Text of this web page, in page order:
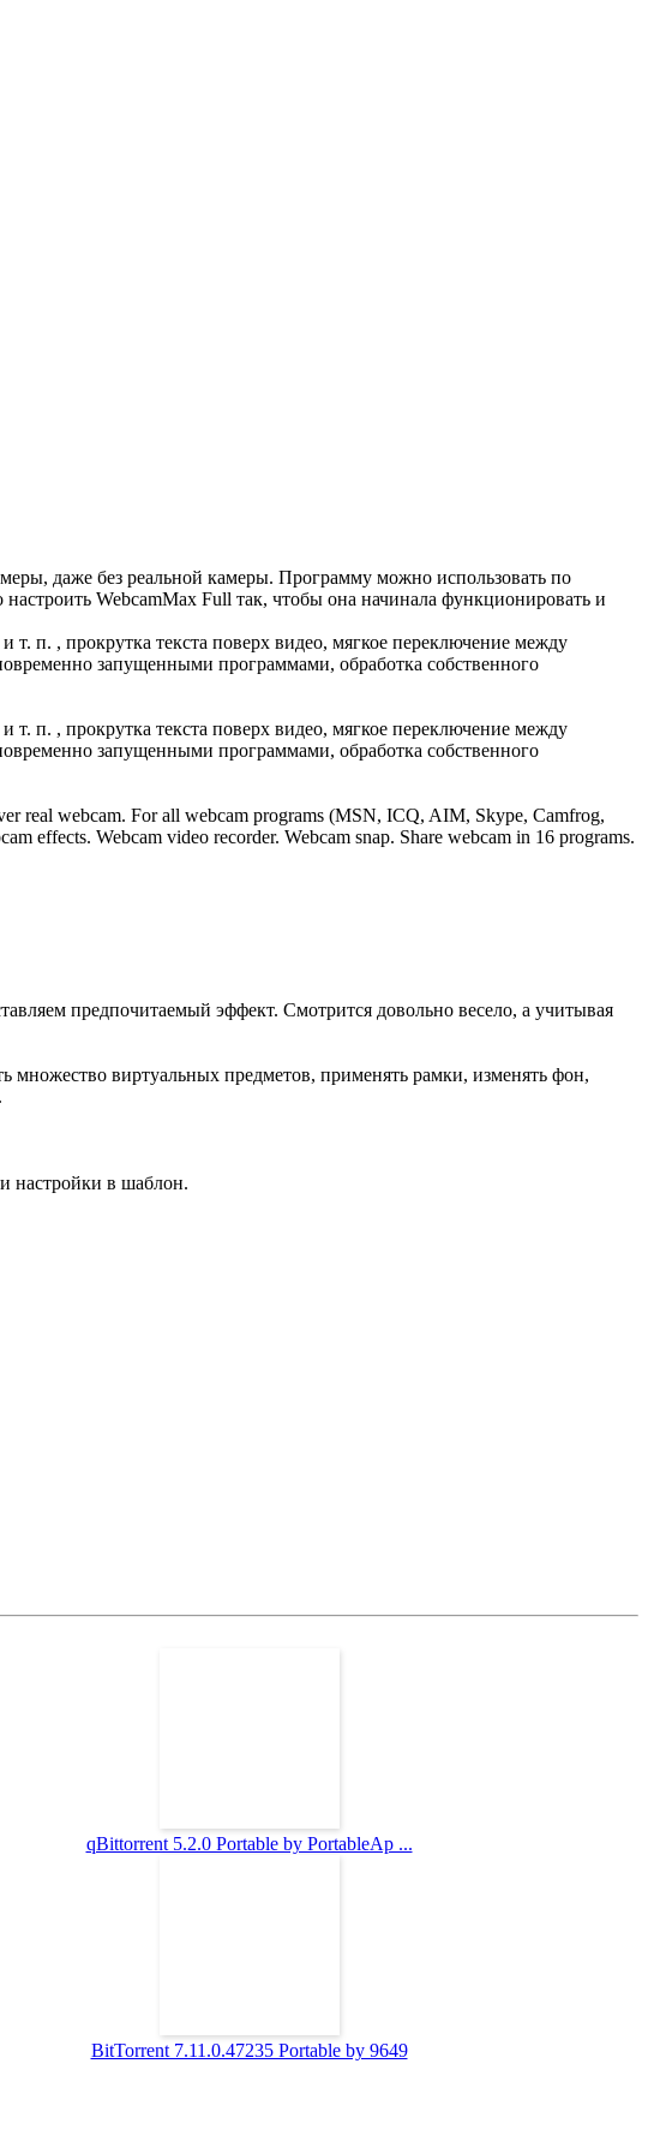
даже без реальной камеры. Программу можно использовать по
WebcamMax Full так, чтобы она начинала функционировать и
т. п. , прокрутка текста поверх видео, мягкое переключение между
запущенными программами, обработка собственного
т. п. , прокрутка текста поверх видео, мягкое переключение между
запущенными программами, обработка собственного
real webcam. For all webcam programs (MSN, ICQ, AIM, Skype, Camfrog,
effects. Webcam video recorder. Webcam snap. Share webcam in 16 programs.
предпочитаемый эффект. Смотрится довольно весело, а учитывая
множество виртуальных предметов, применять рамки, изменять фон,
настройки в шаблон.
qBittorrent 5.2.0 Portable by PortableAp ...
BitTorrent 7.11.0.47235 Portable by 9649